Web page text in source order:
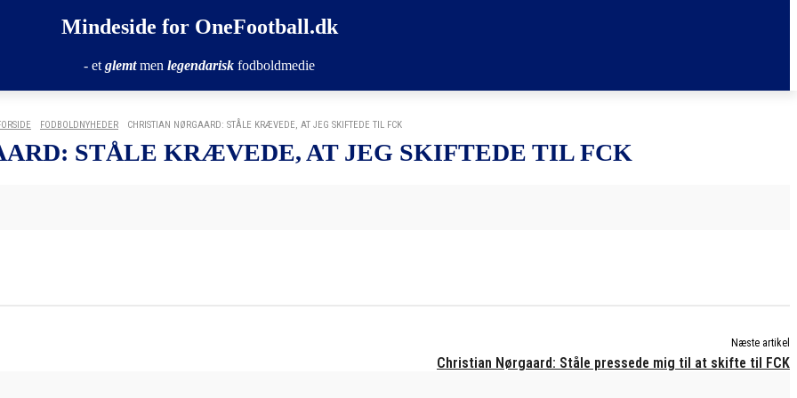
Mindeside for OneFootball.dk
- et glemtmen legendarisk fodboldmedie
FODBOLDNYHEDER CHRISTIAN NØRGAARD: STÅLE KRÆVEDE, AT JEG SKIFTEDE TIL FCK
STÅLE KRÆVEDE, AT JEG SKIFTEDE TIL FCK
Næste artikel
Christian Nørgaard: Ståle pressede mig til at skifte til FCK